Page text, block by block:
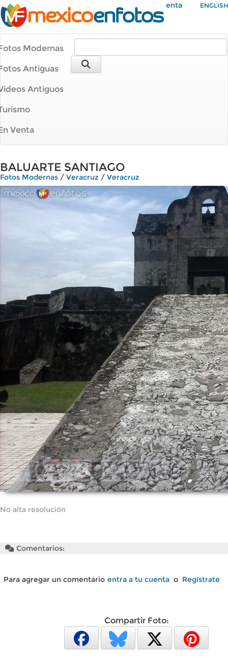
Mi Cuenta ENGLISH
Modernas
Antiguas
Antiguos
Venta
BALUARTE SANTIAGO
Fotos Modernas / Veracruz / Veracruz
No alta resolución
Comentarios:
Para agregar un comentario entra a tu cuenta o Regístrate
Compartir Foto: